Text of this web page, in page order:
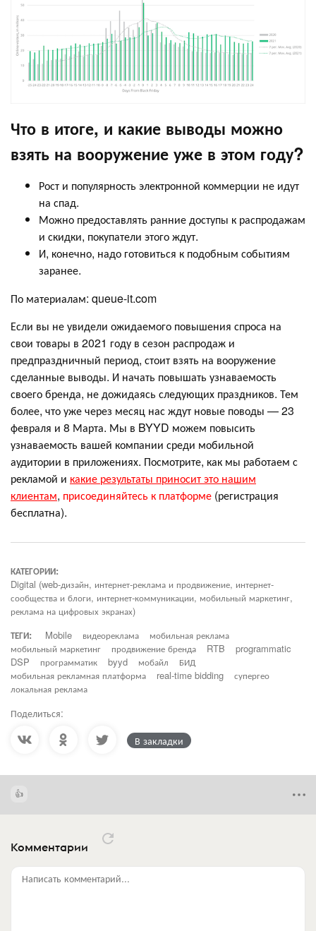
Что в итоге, и какие выводы можно
взять на вооружение уже в этом году?
Рост и популярность электронной коммерции не идут
на спад.
Можно предоставлять ранние доступы к распродажам
и скидки, покупатели этого ждут.
И, конечно, надо готовиться к подобным событиям
заранее.
По материалам: queue-it.com
Если вы не увидели ожидаемого повышения спроса на
свои товары в 2021 году в сезон распродаж и
предпраздничный период, стоит взять на вооружение
сделанные выводы. И начать повышать узнаваемость
своего бренда, не дожидаясь следующих праздников. Тем
более, что уже через месяц нас ждут новые поводы — 23
февраля и 8 Марта. Мы в BYYD можем повысить
узнаваемость вашей компании среди мобильной
аудитории в приложениях. Посмотрите, как мы работаем с
рекламой и какие результаты приносит это нашим
клиентам, присоединяйтесь к платформе (регистрация
бесплатна).
КАТЕГОРИИ:
Digital (web-дизайн, интернет-реклама и продвижение, интернет-
сообщества и блоги, интернет-коммуникации, мобильный маркетинг,
реклама на цифровых экранах)
ТЕГИ:
Mobile видеореклама
мобильная реклама
мобильный маркетинг
продвижение бренда RTB
programmatic
DSP
программатик byyd мобайл
БИД
мобильная рекламная платформа
real-time bidding
супергео
локальная реклама
Поделиться:
В закладки
Комментарии
Написать комментарий...